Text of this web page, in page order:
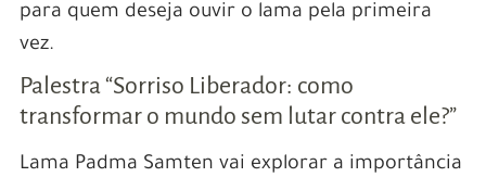
para quem deseja ouvir o lama pela primeira
vez.
Palestra “Sorriso Liberador: como
transformar o mundo sem lutar contra ele?”
Lama Padma Samten vai explorar a importância